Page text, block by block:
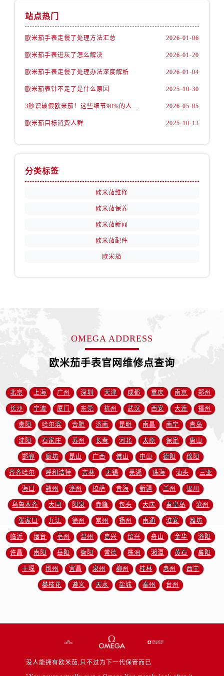
云南省怒江傈僳族自治州泸水市人民路售后服务中心（需提前预约）
云南省普洱市思茅区振兴大道售后服务中心（需提前预约）
云南省曲靖市麒麟区学府路售后服务中心（需提前预约）
云南省文山壮族苗族自治州文山市东风路售后服务中心（需提前预约）
云南省西双版纳傣族自治州景洪市宣慰大道售后服务中心（需提前预约）
云南省玉溪市红塔区南北大街售后服务中心（需提前预约）
云南省昭通市昭阳区青年路售后服务中心（需提前预约）
重庆市江北区观音桥步行街2号融恒时代广场9层902室售后服务中心（需提前预约）
新疆维吾尔自治区乌鲁木齐市天山区红山路26号时代广场（CCMALL）C座17层17-B售后服务中心（需提前预约）
浙江省温州市鹿城区锦绣路1067号置信广场10层1015室售后服务中心（需提前预约）
黑龙江省哈尔滨市道里区友谊西路600号富力中心T2座写字楼29层03室室售后服务中心（需提前预约）
辽宁省大连市中山区人民路15号国际金融大厦7层G室售后服务中心（需提前预约）
广东省佛山市禅城区季华五路57号万科金融中心C座12层1205室售后服务中心（需提前预约）
广东省东莞市东城街道鸿福东路1号民盈国贸中心T1写字楼9层907室售后服务中心（需提前预约）
湖北省武汉市江汉区解放大道686号世界贸易大厦38层09室售后服务中心（需提前预约）
站点热门
欧米茄手表走慢了处理方法汇总 2026-01-06
欧米茄手表进灰了怎么解决 2026-01-20
欧米茄手表走慢了处理办法深度解析 2026-01-04
欧米茄表针不走了是什么原因 2025-10-30
3秒识破假欧米茄！这些细节90%的人都忽略了 2026-05-05
欧米茄目标消费人群 2025-10-13
分类标签
欧米茄维修
欧米茄保养
欧米茄新闻
欧米茄配件
欧米茄
OMEGA ADDRESS
欧米茄手表官网维修点查询
北京 上海 广州 深圳 天津 成都 重庆 南京 郑州
长沙 宁波 厦门 东莞 杭州 武汉 西安 大连 福州
贵阳 哈尔滨 合肥 济南 昆明 南昌 南宁 青岛
沈阳 石家庄 苏州 长春 河北 太原 保定 唐山
邯郸 廊坊 昆山 广西 佛山 中山 德阳 绵阳
齐齐哈尔 呼和浩特 吉林 无锡 芜湖 珠海 汕头 三亚
海口 赣州 漳州 拉萨 青海 新疆 兰州 银川
乌鲁木齐 大同 阳泉 赤峰 包头 大庆 秦皇岛 沧州
张家口 九江 徐州 常州 扬州 南通 淮安 潍坊
临沂 烟台 亳州 温州 嘉兴 绍兴 舟山 金华 洛阳
许昌 南阳 岳阳 衡阳 常德 株洲 湘潭 黄石 襄阳
十堰 荆州 宜昌 泉州 柳州 桂林 惠州 西宁
攀枝花 遵义 天水 盐城 泰州 台州
没人能拥有欧米茄,只不过为下一代保管而已